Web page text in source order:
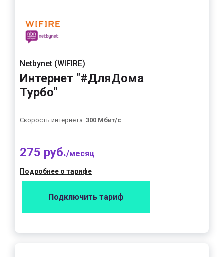
Netbynet (WIFIRE)
Интернет "#ДляДома
Турбо"
Скорость интернета: 300 Мбит/с
275 руб./месяц
Подробнее о тарифе
Подключить тариф